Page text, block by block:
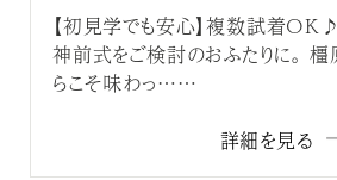
【初見学でも安心】複数試着
神前式をご検討のおふたりに。
らこそ味わっ……
詳細を見る